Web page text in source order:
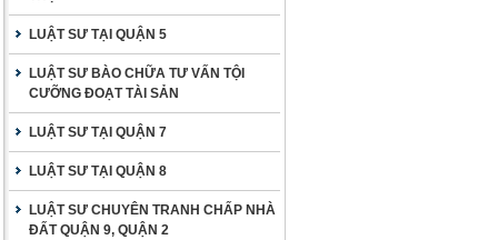
LUẬT SƯ TẠI QUẬN 5
LUẬT SƯ BÀO CHỮA TƯ VẤN TỘI
CƯỠNG ĐOẠT TÀI SẢN
LUẬT SƯ TẠI QUẬN 7
LUẬT SƯ TẠI QUẬN 8
LUẬT SƯ CHUYÊN TRANH CHẤP NHÀ
ĐẤT QUẬN 9, QUẬN 2